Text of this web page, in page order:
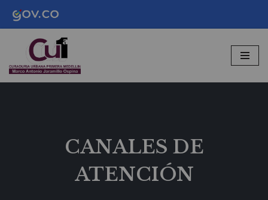
Saltar
al
CANALES DE
ATENCIÓN